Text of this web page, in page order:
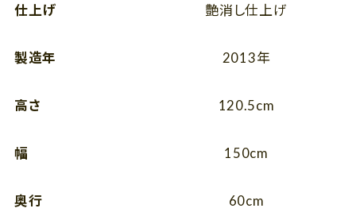
仕上げ 艶消し仕上げ
製造年 2013年
高さ 120.5cm
幅 150cm
奥行 60cm